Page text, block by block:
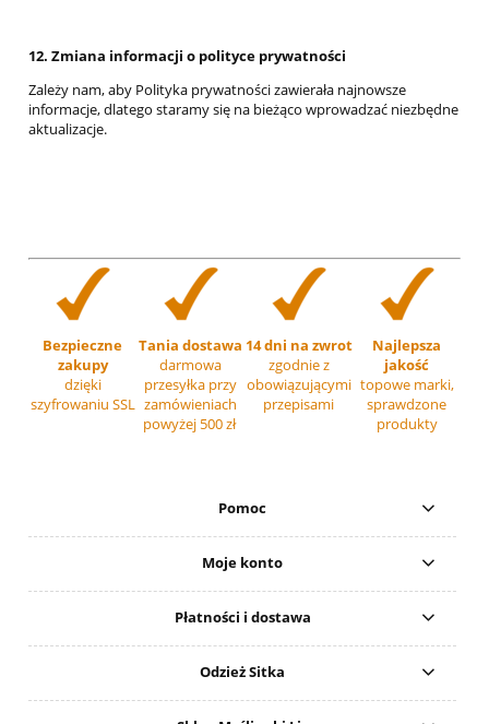
12. Zmiana informacji o polityce prywatności
Zależy nam, aby Polityka prywatności zawierała najnowsze
informacje, dlatego staramy się na bieżąco wprowadzać niezbędne
aktualizacje.
Bezpieczne
zakupy
dzięki
szyfrowaniu SSL
Tania dostawa
darmowa
przesyłka przy
zamówieniach
powyżej 500 zł
14 dni na zwrot
zgodnie z
obowiązującymi
przepisami
Najlepsza
jakość
topowe marki,
sprawdzone
produkty
Pomoc
Moje konto
Płatności i dostawa
Odzież Sitka